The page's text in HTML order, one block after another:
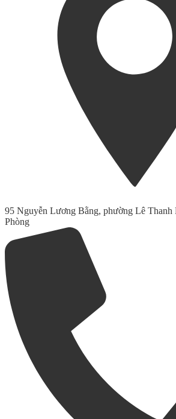
95 Nguyễn Lương Bằng, phường Lê Thanh
Phòng